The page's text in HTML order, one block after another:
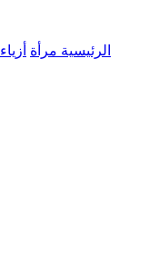
الرئيسية مرأة أزياء